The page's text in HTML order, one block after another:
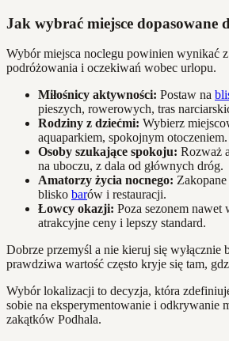
Jak wybrać miejsce dopasowane
Wybór miejsca noclegu powinien wynikać
podróżowania i oczekiwań wobec urlopu.
Miłośnicy aktywności: Postaw na
pieszych, rowerowych, tras
Rodziny z dziećmi: Wybierz
aquaparkiem, spokojnym otoczeniem.
Osoby szukające spokoju: Rozważ
na uboczu, z dala od głównych dróg.
Amatorzy życia nocnego: Zakopane
blisko barów i restauracji.
Łowcy okazji: Poza sezonem nawet
atrakcyjne ceny i lepszy standard.
Dobrze przemyśl a nie kieruj się wyłącznie
prawdziwa wartość często kryje się tam,
Wybór lokalizacji to decyzja, która
sobie na eksperymentowanie i odkrywanie
zakątków Podhala.